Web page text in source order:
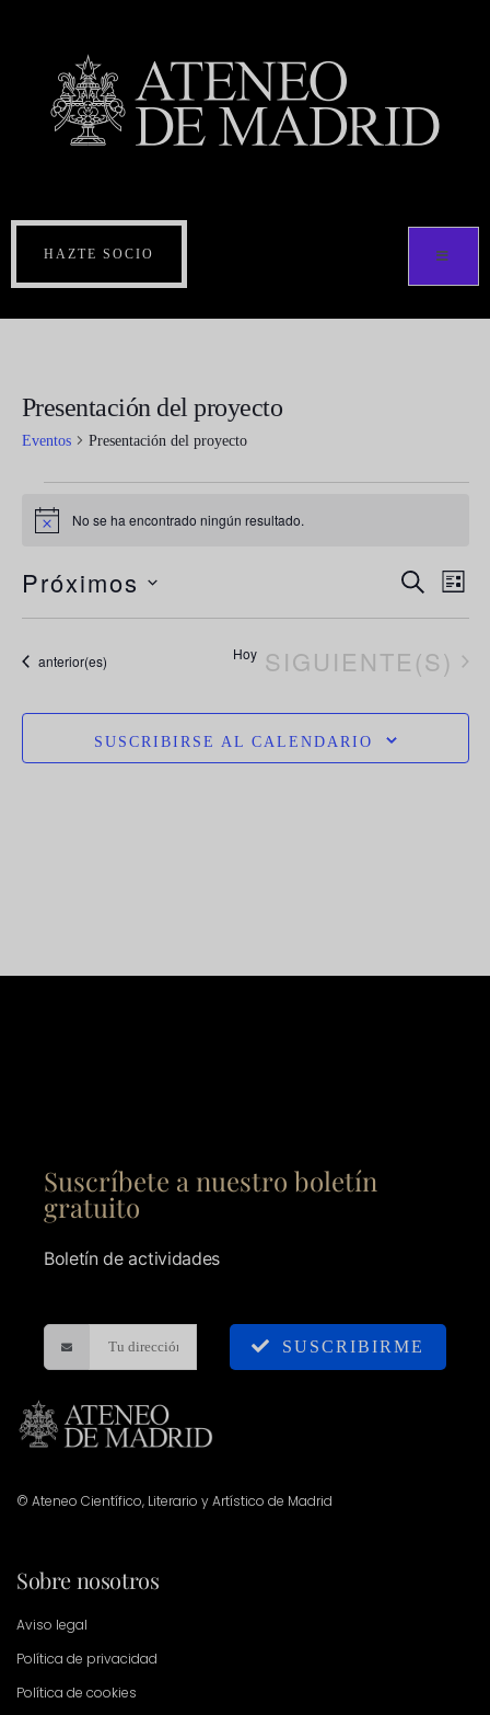
HAZTE SOCIO
Presentación del proyecto
Eventos Presentación del proyecto
Aviso No se ha encontrado ningún resultado.
de
y
de
BUSCAR
Próximos
Selecciona
la Eventos
anterior(es) Hoy EVENTOS
SIGUIENTE(S)
SUSCRIBIRSE AL CALENDARIO
Suscríbete a nuestro boletín
gratuito
Boletín de actividades
SUSCRIBIRME
© Ateneo Científico, Literario y Artístico de Madrid
Sobre nosotros
Aviso legal
Política de privacidad
Política de cookies